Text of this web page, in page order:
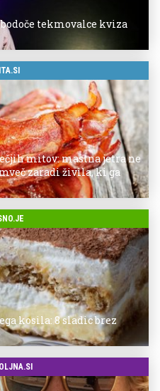
tekmovalce kviza
mitov: mastna jetra ne
zaradi živila, ki ga
kosila: 8 sladic brez